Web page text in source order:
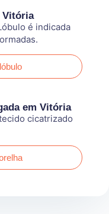
Vitória
é indicada
em Vitória
cicatrizado